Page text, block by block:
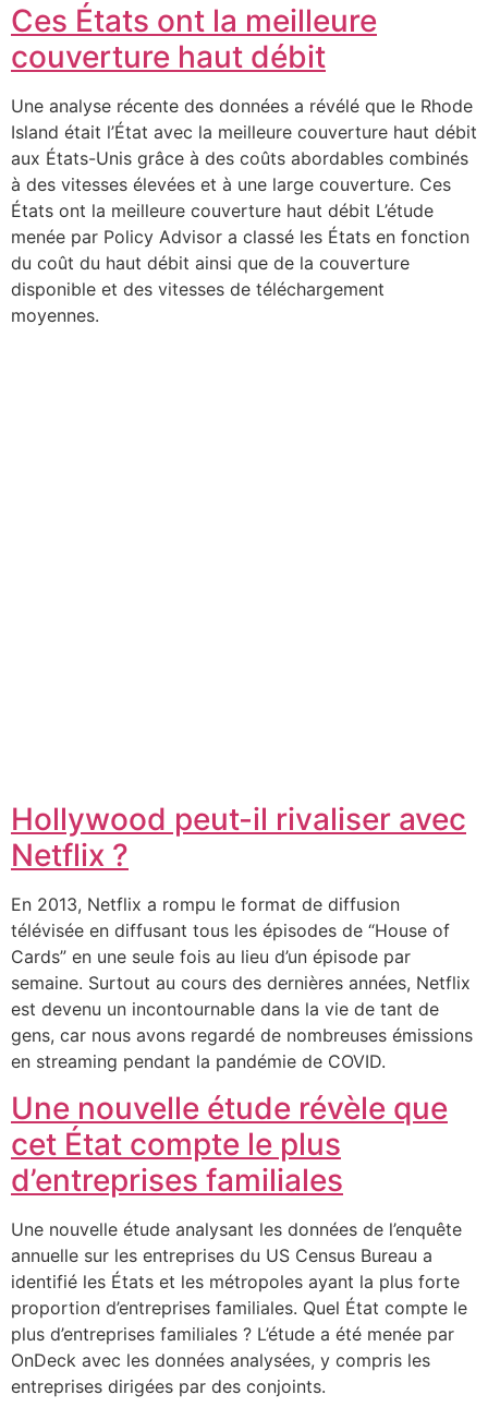
Ces États ont la meilleure
couverture haut débit
Une analyse récente des données a révélé que le Rhode
Island était l’État avec la meilleure couverture haut débit
aux États-Unis grâce à des coûts abordables combinés
à des vitesses élevées et à une large couverture. Ces
États ont la meilleure couverture haut débit L’étude
menée par Policy Advisor a classé les États en fonction
du coût du haut débit ainsi que de la couverture
disponible et des vitesses de téléchargement
moyennes.
Hollywood peut-il rivaliser avec
Netflix ?
En 2013, Netflix a rompu le format de diffusion
télévisée en diffusant tous les épisodes de “House of
Cards” en une seule fois au lieu d’un épisode par
semaine. Surtout au cours des dernières années, Netflix
est devenu un incontournable dans la vie de tant de
gens, car nous avons regardé de nombreuses émissions
en streaming pendant la pandémie de COVID.
Une nouvelle étude révèle que
cet État compte le plus
d’entreprises familiales
Une nouvelle étude analysant les données de l’enquête
annuelle sur les entreprises du US Census Bureau a
identifié les États et les métropoles ayant la plus forte
proportion d’entreprises familiales. Quel État compte le
plus d’entreprises familiales ? L’étude a été menée par
OnDeck avec les données analysées, y compris les
entreprises dirigées par des conjoints.